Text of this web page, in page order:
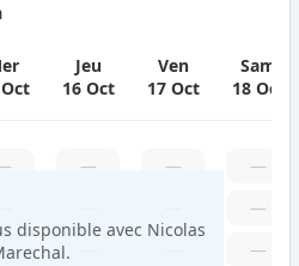
Jeu
16 Oct
Ven
17 Oct
Sam
18 Oct
—
—
—
—
—
disponible avec Nicolas